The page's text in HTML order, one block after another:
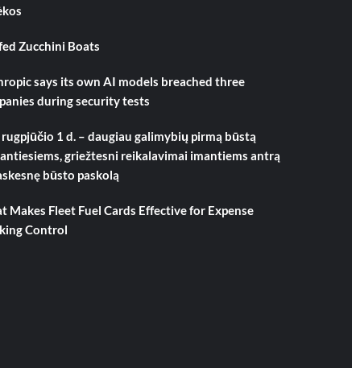
Zucchini Boats
says its own AI models breached three
during security tests
1 d. – daugiau galimybių pirmą būstą
griežtesni reikalavimai imantiems antrą
būsto paskolą
Makes Fleet Fuel Cards Effective for Expense
Control